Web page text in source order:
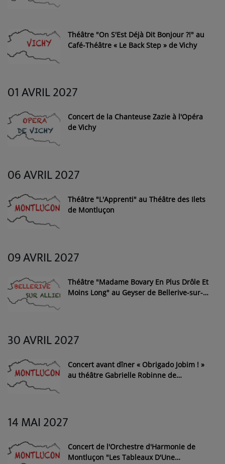
Théâtre "On S'Est Déjà Dit Bonjour ?!" au
Café-Théâtre « Le Back Step » de Vichy
01 AVRIL 2027
Concert de la Chanteuse Zazie à l'Opéra
de Vichy
06 AVRIL 2027
Théâtre "L'Apprenti" au Théâtre des Ilets
de Montluçon
09 AVRIL 2027
Théâtre "Madame Bovary En Plus Drôle Et
Moins Long" au Geyser de Bellerive-sur-
30 AVRIL 2027
Concert avant dîner « Obrigado Jobim ! »
au théâtre Gabrielle Robinne de
14 MAI 2027
Concert de l'Orchestre d'Harmonie de
Montluçon "Les Tableaux D'Une